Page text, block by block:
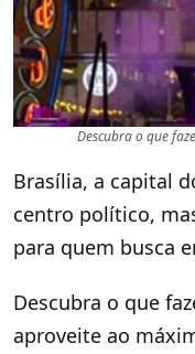
Descubra o que
Brasília, a capital
centro político,
para quem busca
Descubra o que
aproveite ao